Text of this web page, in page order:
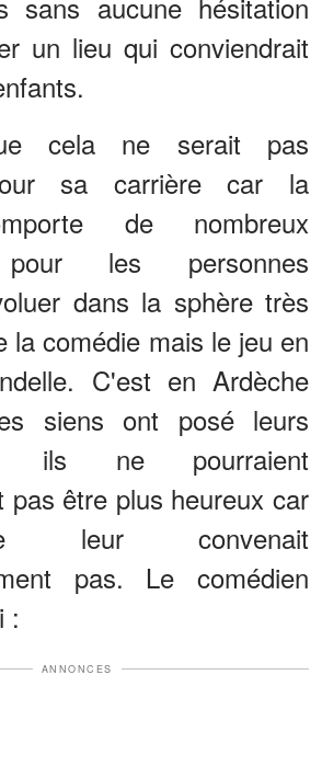
un lieu qui conviendrait
cela ne serait pas
sa carrière car la
de nombreux
pour les personnes
dans la sphère très
la comédie mais le jeu en
C'est en Ardèche
siens ont posé leurs
ils ne pourraient
pas être plus heureux car
leur convenait
pas. Le comédien
:
ANNONCES